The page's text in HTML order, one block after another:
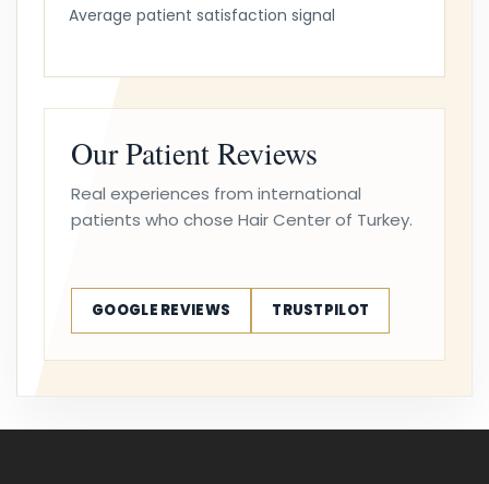
Average patient satisfaction signal
Our Patient Reviews
Real experiences from international
patients who chose Hair Center of Turkey.
GOOGLE REVIEWS TRUSTPILOT